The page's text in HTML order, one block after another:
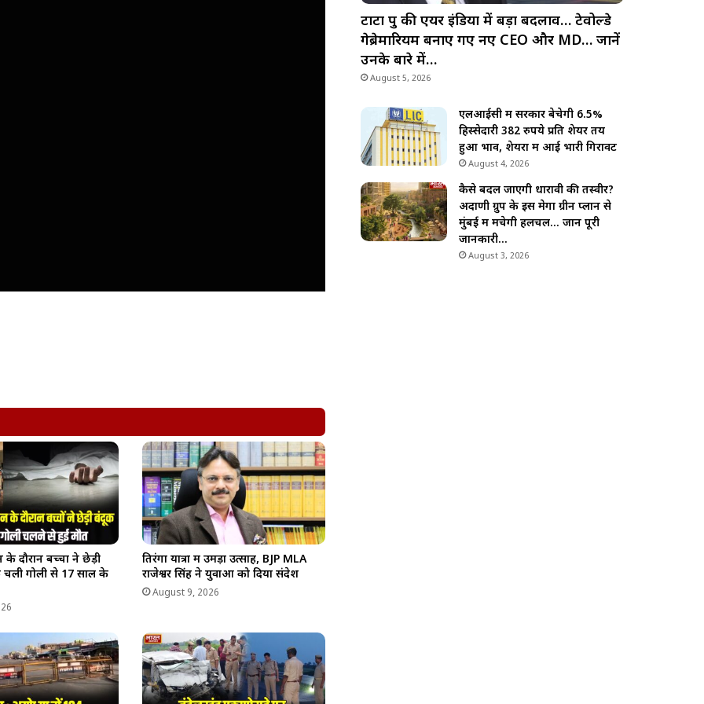
दौरान बच्चों ने छेड़ी
गोली से 17 साल के
तिरंगा यात्रा में उमड़ा उत्साह, BJP MLA
राजेश्वर सिंह ने युवाओं को दिया संदेश
August 9, 2026
टाटा ग्रुप की एयर इंडिया में बड़ा बदलाव… टेवोल्डे
गेब्रेमारियम बनाए गए नए CEO और MD… जानें
उनके बारे में…
August 5, 2026
एलआईसी में सरकार बेचेगी 6.5%
हिस्सेदारी 382 रुपये प्रति शेयर तय
हुआ भाव, शेयरों में आई भारी गिरावट
August 4, 2026
कैसे बदल जाएगी धारावी की तस्वीर?
अदाणी ग्रुप के इस मेगा ग्रीन प्लान से
मुंबई में मचेगी हलचल… जानें पूरी
जानकारी…
August 3, 2026